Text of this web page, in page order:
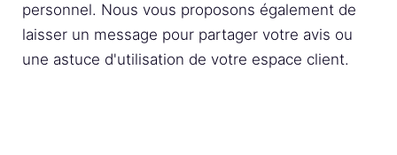
personnel. Nous vous proposons également de
laisser un message pour partager votre avis ou
une astuce d'utilisation de votre espace client.